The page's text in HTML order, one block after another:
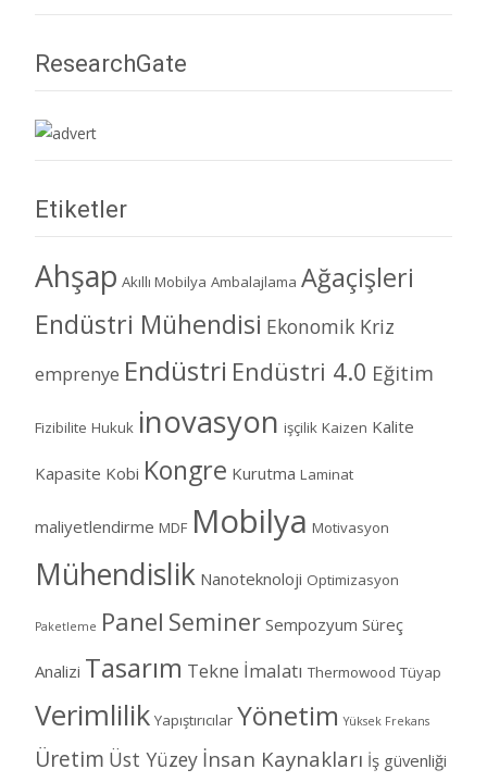
ResearchGate
Etiketler
Ahşap Akıllı Mobilya Ambalajlama Ağaçişleri
Endüstri Mühendisi Ekonomik Kriz
emprenye Endüstri Endüstri 4.0 Eğitim
Fizibilite Hukuk inovasyon işçilik Kaizen Kalite
Kapasite Kobi Kongre Kurutma Laminat
maliyetlendirme MDF Mobilya Motivasyon
Mühendislik Nanoteknoloji Optimizasyon
Paketleme Panel Seminer Sempozyum Süreç
Analizi Tasarım Tekne İmalatı Thermowood Tüyap
Verimlilik Yapıştırıcılar Yönetim Yüksek Frekans
Üretim Üst Yüzey İnsan Kaynakları İş güvenliği